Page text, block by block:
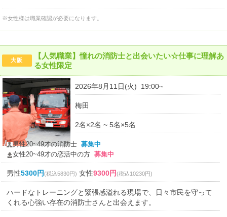
※女性様は職業確認が必要になります。
大阪
【人気職業】憧れの消防士と出会いたい☆仕事に理解あ
る女性限定
2026年8月11日(火) 19:00~
梅田
2名×2名 ~ 5名×5名
男性20~49才の消防士募集中
女性20~49才の恋活中の方募集中
男性5300円(税込5830円) 女性9300円(税込10230円)
ハードなトレーニングと緊張感溢れる現場で、日々市民を守って
くれる心強い存在の消防士さんと出会えます。